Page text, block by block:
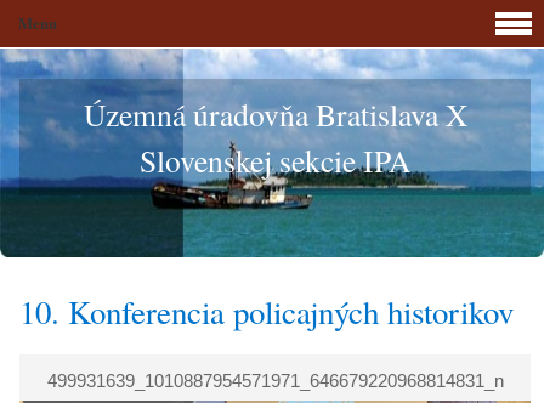
Územná úradovňa Bratislava X
Slovenskej sekcie IPA
10. Konferencia policajných historikov
499931639_1010887954571971_646679220968814831_n
Menu